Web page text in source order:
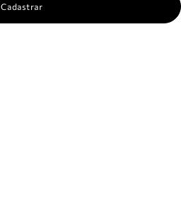
Cadastrar